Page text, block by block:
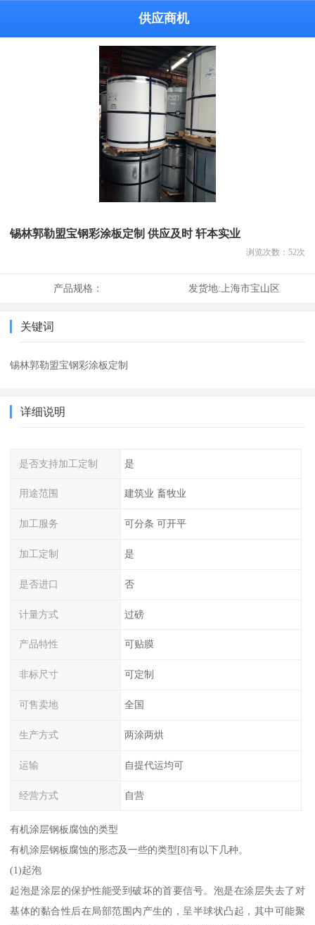
供应商机
锡林郭勒盟宝钢彩涂板定制 供应及时 轩本实业
浏览次数： 52次
产品规格： 发货地:上海市宝山区
关键词
锡林郭勒盟宝钢彩涂板定制
详细说明
是否支持加工定制 是
用途范围 建筑业 畜牧业
加工服务 可分条 可开平
加工定制 是
是否进口 否
计量方式 过磅
产品特性 可贴膜
非标尺寸 可定制
可售卖地 全国
生产方式 两涂两烘
运输 自提代运均可
经营方式 自营
有机涂层钢板腐蚀的类型
有机涂层钢板腐蚀的形态及一些的类型[8]有以下几种。
(1)起泡
起泡是涂层的保护性能受到破坏的首要信号。泡是在涂层失去了对
基体的黏合性后在局部范围内产生的，呈半球状凸起，其中可能聚